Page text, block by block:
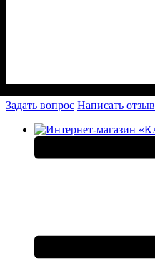
Задать вопрос Написать отзыв